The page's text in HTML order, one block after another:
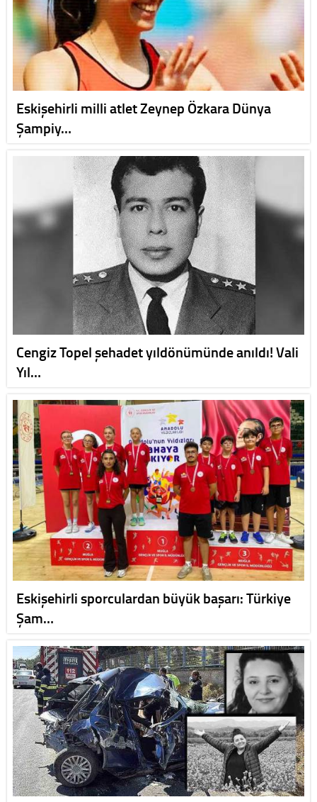
Eskişehirli milli atlet Zeynep Özkara Dünya
Şampiy…
Cengiz Topel şehadet yıldönümünde anıldı! Vali
Yıl…
Eskişehirli sporculardan büyük başarı: Türkiye
Şam…